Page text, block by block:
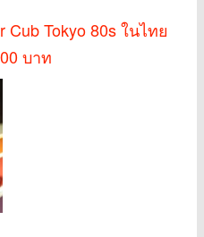
Cub Tokyo 80s ในไทย
บาท